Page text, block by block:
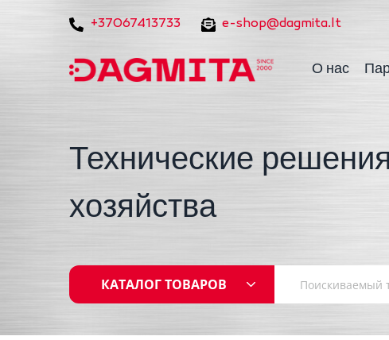
+37067413733 e-shop@dagmita.lt
О нас
Технические
хозяйства
КАТАЛОГ ТОВАРОВ